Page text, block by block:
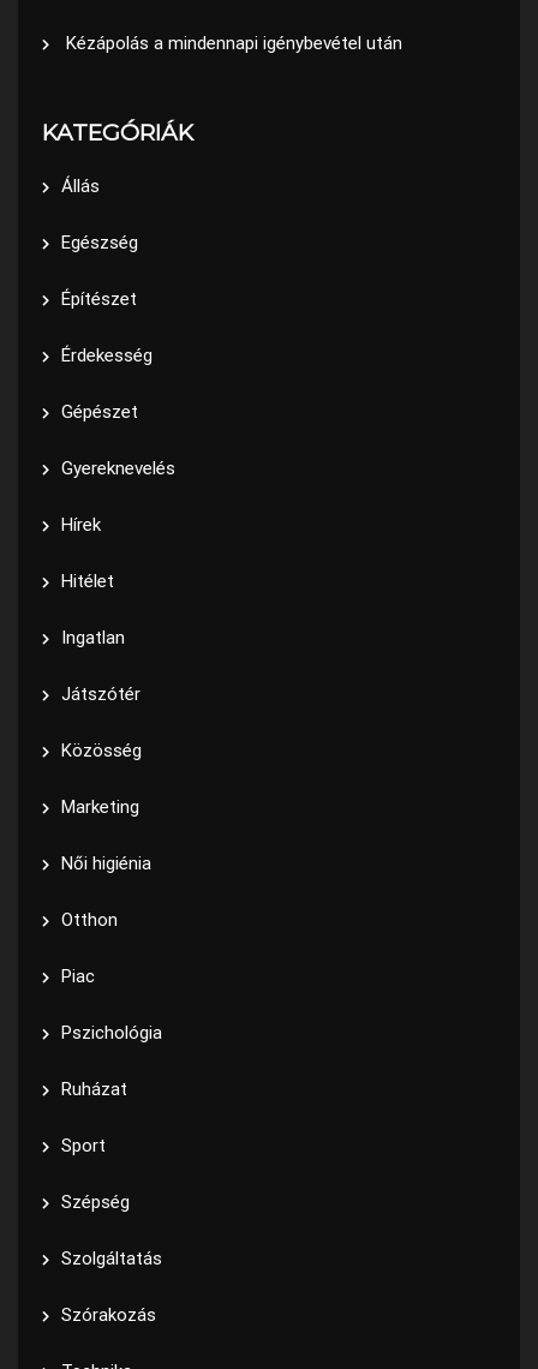
Kézápolás a mindennapi igénybevétel után
KATEGÓRIÁK
Állás
Egészség
Építészet
Érdekesség
Gépészet
Gyereknevelés
Hírek
Hitélet
Ingatlan
Játszótér
Közösség
Marketing
Női higiénia
Otthon
Piac
Pszichológia
Ruházat
Sport
Szépség
Szolgáltatás
Szórakozás